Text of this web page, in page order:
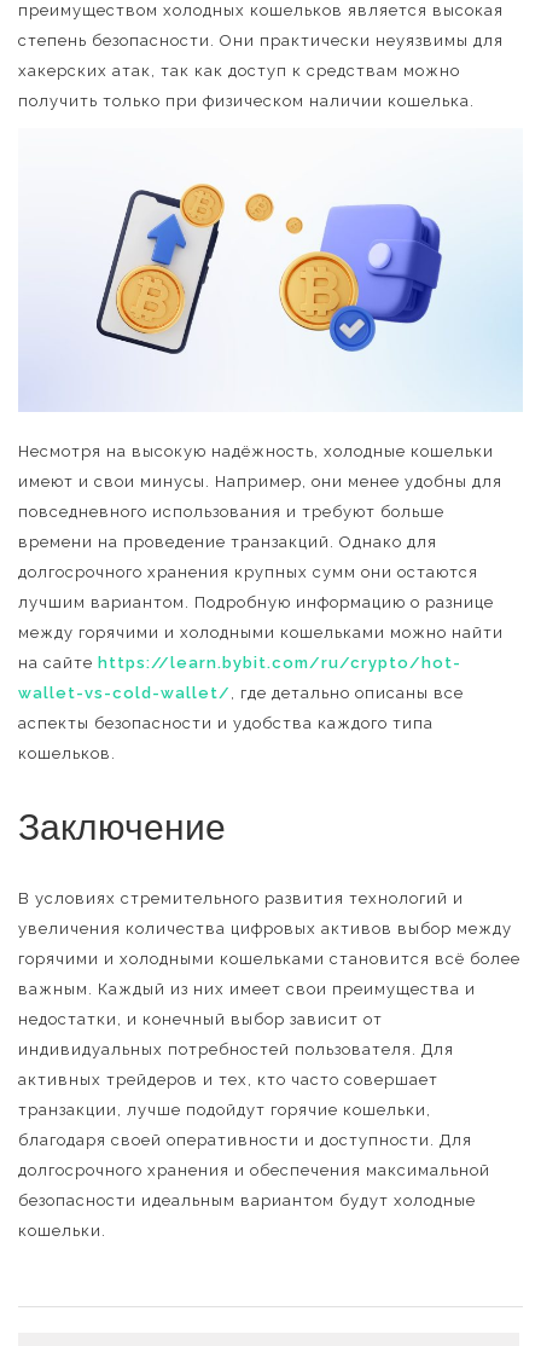
преимуществом холодных кошельков является высокая
степень безопасности. Они практически неуязвимы для
хакерских атак, так как доступ к средствам можно
получить только при физическом наличии кошелька.
Несмотря на высокую надёжность, холодные кошельки
имеют и свои минусы. Например, они менее удобны для
повседневного использования и требуют больше
времени на проведение транзакций. Однако для
долгосрочного хранения крупных сумм они остаются
лучшим вариантом. Подробную информацию о разнице
между горячими и холодными кошельками можно найти
на сайте https://learn.bybit.com/ru/crypto/hot-
wallet-vs-cold-wallet/ , где детально описаны все
аспекты безопасности и удобства каждого типа
кошельков.
Заключение
В условиях стремительного развития технологий и
увеличения количества цифровых активов выбор между
горячими и холодными кошельками становится всё более
важным. Каждый из них имеет свои преимущества и
недостатки, и конечный выбор зависит от
индивидуальных потребностей пользователя. Для
активных трейдеров и тех, кто часто совершает
транзакции, лучше подойдут горячие кошельки,
благодаря своей оперативности и доступности. Для
долгосрочного хранения и обеспечения максимальной
безопасности идеальным вариантом будут холодные
кошельки.